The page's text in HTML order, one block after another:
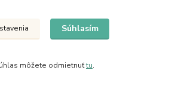
Súhlasím
môžete odmietnuťtu.